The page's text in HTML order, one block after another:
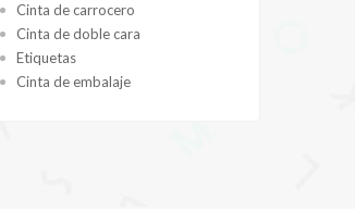
Cinta de carrocero
Cinta de doble cara
Etiquetas
Cinta de embalaje